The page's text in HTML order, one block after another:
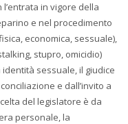
l’entrata in vigore della
e nel procedimento
economica, sessuale),
stupro, omicidio)
sessuale, il giudice
e dall’invito a
del legislatore è da
personale, la